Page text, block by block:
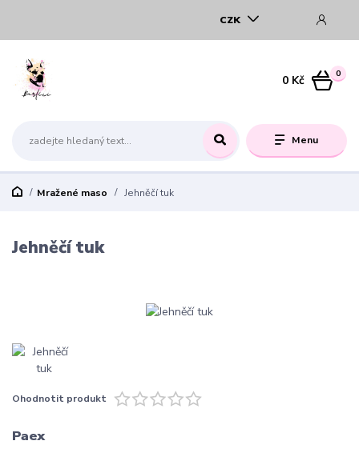
Menu
CZK
0
0 Kč
Mražené maso Jehněčí tuk
Jehněčí tuk
Ohodnotit produkt
Paex